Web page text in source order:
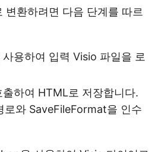
환하려면 다음 단계를 따르
용하여 입력 Visio 파일을 로
하여 HTML로 저장합니다.
로와 SaveFileFormat을 인수